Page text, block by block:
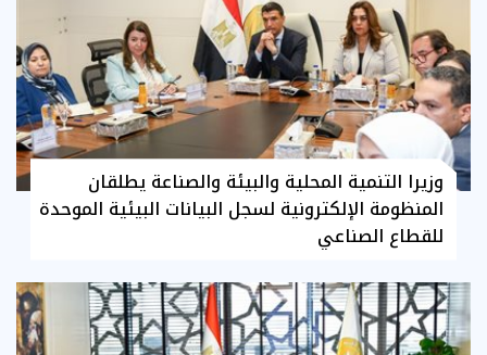
وزيرا التنمية المحلية والبيئة والصناعة يطلقان
المنظومة الإلكترونية لسجل البيانات البيئية الموحدة
للقطاع الصناعي